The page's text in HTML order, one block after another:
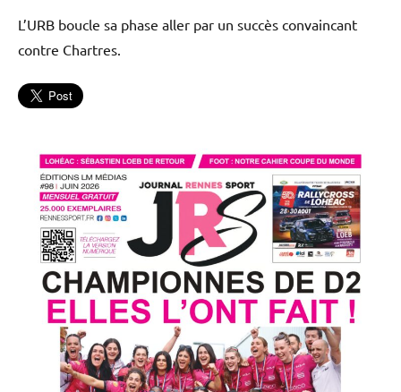
L’URB boucle sa phase aller par un succès convaincant
contre Chartres.